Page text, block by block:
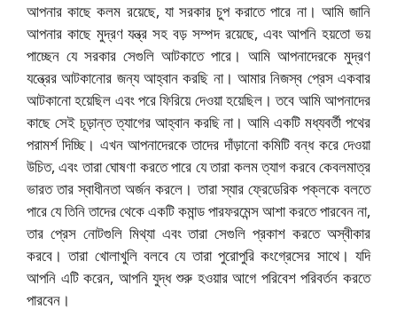
আপনার কাছে কলম রয়েছে, যা সরকার চুপ করাতে পারে না। আমি জানি
আপনার কাছে মুদ্রণ যন্ত্র সহ বড় সম্পদ রয়েছে, এবং আপনি হয়তো ভয়
পাচ্ছেন যে সরকার সেগুলি আটকাতে পারে। আমি আপনাদেরকে মুদ্রণ
যন্ত্রের আটকানোর জন্য আহ্বান করছি না। আমার নিজস্ব প্রেস একবার
আটকানো হয়েছিল এবং পরে ফিরিয়ে দেওয়া হয়েছিল। তবে আমি আপনাদের
কাছে সেই চূড়ান্ত ত্যাগের আহ্বান করছি না। আমি একটি মধ্যবর্তী পথের
পরামর্শ দিচ্ছি। এখন আপনাদেরকে তাদের দাঁড়ানো কমিটি বন্ধ করে দেওয়া
উচিত, এবং তারা ঘোষণা করতে পারে যে তারা কলম ত্যাগ করবে কেবলমাত্র
ভারত তার স্বাধীনতা অর্জন করলে। তারা স্যার ফ্রেডেরিক পক্লকে বলতে
পারে যে তিনি তাদের থেকে একটি কমান্ড পারফরমেন্স আশা করতে পারবেন না,
তার প্রেস নোটগুলি মিথ্যা এবং তারা সেগুলি প্রকাশ করতে অস্বীকার
করবে। তারা খোলাখুলি বলবে যে তারা পুরোপুরি কংগ্রেসের সাথে। যদি
আপনি এটি করেন, আপনি যুদ্ধ শুরু হওয়ার আগে পরিবেশ পরিবর্তন করতে
পারবেন।